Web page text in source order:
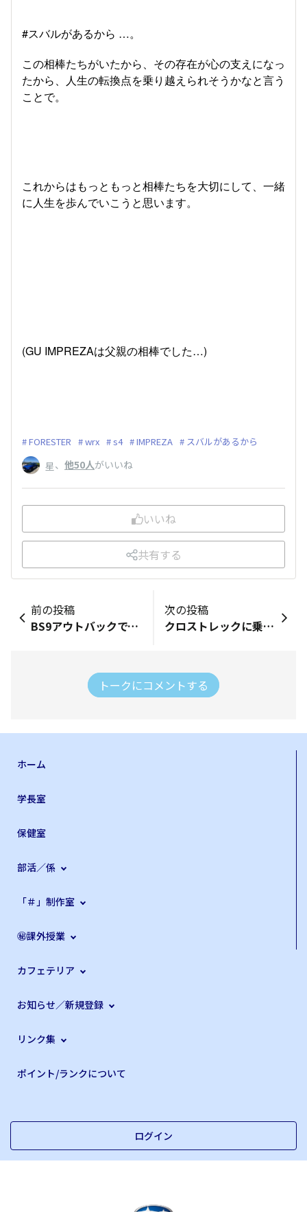
#スバルがあるから …。
この相棒たちがいたから、その存在が心の支えになっ
たから、人生の転換点を乗り越えられそうかなと言う
ことで。
これからはもっともっと相棒たちを大切にして、一緒
に人生を歩んでいこうと思います。
(GU IMPREZAは父親の相棒でした…)
FORESTER wrx s4 IMPREZA スバルがあるから
星、 他50人がいいね
いいね
共有する
前の投稿
BS9アウトバックで、夜間の高速道路を走っていました。追い越し車線を通行中、右前方から、猫のような小動物が飛び出してきました。高速道路での急ハンドルは安全上は厳禁ですが、思わず避けようとして左にハンドルを切ってしまいました。小動物を避けはしたものの、BS9は大きく左車線へ、そして側壁への衝突を避けるために次に右へハンドルを切りました。車体は左右に大きく揺れましたが、スリップすることなく、左右へのローリングは速やかに収束して、何事もなかったかのように、安定走行に戻ることができました。スバル車の低重心、AWDシステム、急なローリングにも負けないトラクションの維持と安定性、絶対にコントロールを失わないハンドリングのおかげで、大事故を起こさずにすみました。ほんとに私と家族と飛び出してきた小動物も守ってくれた、スバルでした。
次の投稿
クロストレックに乗り換えてまだそれほど日が経っていませんが後部座席でチャイルドシートに座る子供達に変化が以前に乗っていた某社の車よりも明らかに寝るまでの時間が短くなりましたストロングハイブリッドゆえEVモードでの静粛性はもちろんですがエンジンがスタートしてもとても静かです水平対抗エンジンだからでしょうか？それに加えなんといってもシンメトリカルAWDの安定感これが一番大きいと感じていますまだ幼い為、理屈でなく本能でスバル車の安全性を理解しているんだと感じました
トークにコメントする
ホーム
学長室
保健室
部活／係
「＃」制作室
㊙課外授業
カフェテリア
お知らせ／新規登録
リンク集
ポイント/ランクについて
ログイン